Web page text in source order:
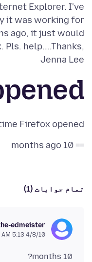
Explorer. I've
it was working for
ago, it just would
help....Thanks,
Jenna Lee
Firefox opened
== 10 months ago
تمام جوابات (1)
edmeister
4/8/10 5:13 AM
10 months?